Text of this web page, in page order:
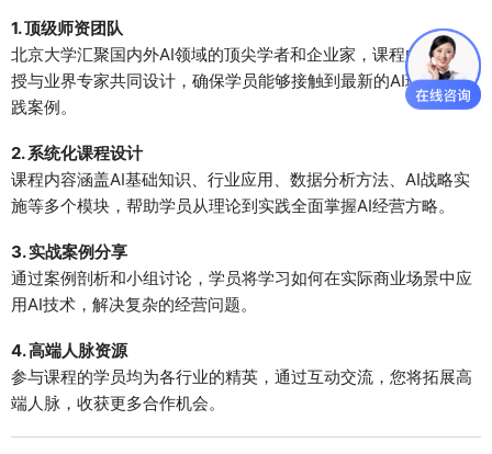
1. 顶级师资团队
北京大学汇聚国内外AI领域的顶尖学者和企业家，课程由一流教
授与业界专家共同设计，确保学员能够接触到最新的AI理论与实
践案例。
2. 系统化课程设计
课程内容涵盖AI基础知识、行业应用、数据分析方法、AI战略实
施等多个模块，帮助学员从理论到实践全面掌握AI经营方略。
3. 实战案例分享
通过案例剖析和小组讨论，学员将学习如何在实际商业场景中应
用AI技术，解决复杂的经营问题。
4. 高端人脉资源
参与课程的学员均为各行业的精英，通过互动交流，您将拓展高
端人脉，收获更多合作机会。